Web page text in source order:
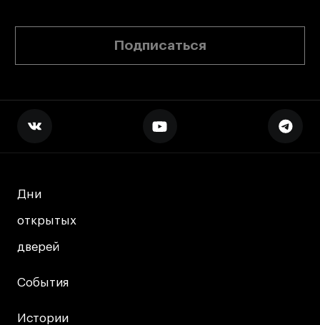
Подписаться
Дни
открытых
дверей
Дни
открытых
дверей
События
События
Истории
Истории